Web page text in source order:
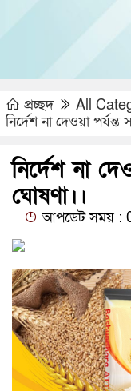
প্রচ্ছদ All
নির্দেশ না দেওয়া
নির্দেশ না
ঘোষণা।।
আপডেট সময় :